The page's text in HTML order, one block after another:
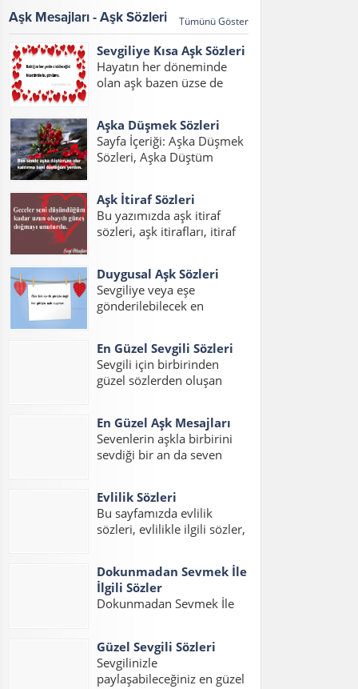
sevdiğini belli...
2017, sözleri kısa konulu
bir yazı hazırladık. Her
sözleri ve aşk...
Aşk Mesajları - Aşk Sözleri Tümünü Göster
Sevgiliye Kısa Aşk Sözleri
Hayatın her döneminde
olan aşk bazen üzse de
sözleri duygusal, sevgilim
için aşk sözleri ve sevgiliye
kısa aşk sözleri resimli
okuyabilirsiniz....
Aşka Düşmek Sözleri
Sayfa İçeriği: Aşka Düşmek
Sözleri, Aşka Düştüm
Aşık Oldum Sözleri, Aşka
Düşmek Sözleri Sevgiliye,
Sevdaya Tutuldum Sözleri,
Aşka Düşmek Sözleri
Sözleri Facebook Aşka...
Aşk İtiraf Sözleri
Bu yazımızda aşk itiraf
sözleri, aşk itirafları, itiraf
aşk itiraf sözleri yazılarını
bulabilirsiniz. Aşkını itiraf
etme sözleri yerine ve
Duygusal Aşk Sözleri
Sevgiliye veya eşe
gönderilebilecek en
duygusal aşk sözleri uzun,
en güzel duygusal aşk
sözleri uzun ve şahane aşk
de bulabilirsiniz....
En Güzel Sevgili Sözleri
Sevgili için birbirinden
güzel sözlerden oluşan
sevgiliye en güzel romantik
sözler ve en güzel duygulu
sözleri okuyabilirsiniz.
Sözler – Oksijeni bilmem
ama...
En Güzel Aşk Mesajları
Sevenlerin aşkla birbirini
sevdiği bir an da seven
söylemek ister. Aşk sözleri
romantik uzun, aşk
mesajları en güzel ve
okuyabilirsiniz....
Evlilik Sözleri
Bu sayfamızda evlilik
sözleri, evlilikle ilgili sözler,
güzel evlilik sözleri, evlilik
mesajları ve evlilik için
sözler konulu bir yazı
hazırladık. Sevdiğiniz bir
kutlamak...
Dokunmadan Sevmek İle
İlgili Sözler
Dokunmadan Sevmek İle
Dokunmadan sevmekle
ilgili Sözler, Görmeden
dokunmadan sevmek
Güzel Sevgili Sözleri
Sevgilinizle
paylaşabileceğiniz en güzel